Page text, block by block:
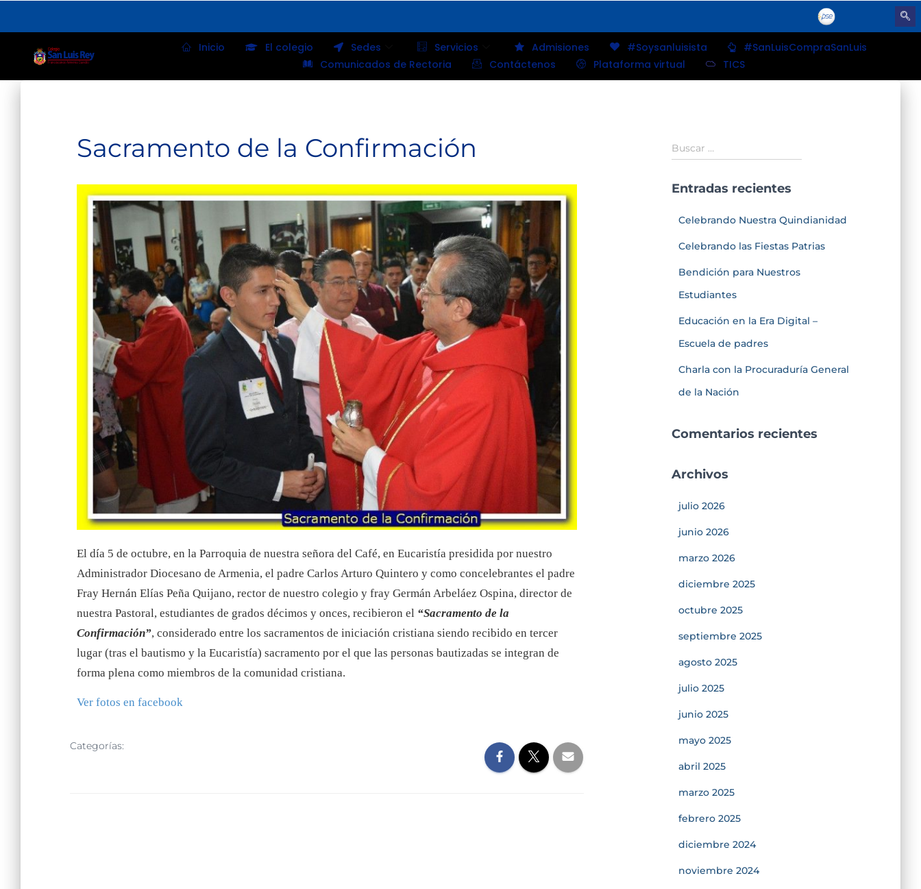
Inicio El colegio Sedes Servicios Admisiones #Soysanluisista
#SanLuisCompraSanLuis
Comunicados de Rectoria
Contáctenos Plataforma virtual TICS
Sacramento de la Confirmación
El día 5 de octubre, en la Parroquia de nuestra señora del Café, en Eucaristía presidida por nuestro
Administrador Diocesano de Armenia, el padre Carlos Arturo Quintero y como concelebrantes el padre
Fray Hernán Elías Peña Quijano, rector de nuestro colegio y fray Germán Arbeláez Ospina, director de
nuestra Pastoral, estudiantes de grados décimos y onces, recibieron el “Sacramento de la
Confirmación”, considerado entre los sacramentos de iniciación cristiana siendo recibido en tercer
lugar (tras el bautismo y la Eucaristía) sacramento por el que las personas bautizadas se integran de
forma plena como miembros de la comunidad cristiana.
Ver fotos en facebook
Categorías:
Buscar …
Entradas recientes
Celebrando Nuestra Quindianidad
Celebrando las Fiestas Patrias
Bendición para Nuestros
Estudiantes
Educación en la Era Digital –
Escuela de padres
Charla con la Procuraduría General
de la Nación
Comentarios recientes
Archivos
julio 2026
junio 2026
marzo 2026
diciembre 2025
octubre 2025
septiembre 2025
agosto 2025
julio 2025
junio 2025
mayo 2025
abril 2025
marzo 2025
febrero 2025
diciembre 2024
noviembre 2024